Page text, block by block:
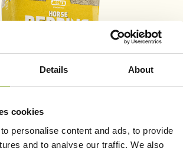
Details About
cookies
personalise content and ads, to provide
and to analyse our traffic. We also